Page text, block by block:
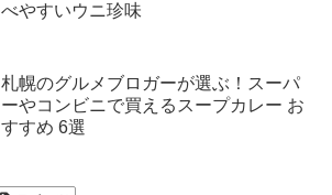
べやすいウニ珍味
札幌のグルメブロガーが選ぶ！スーパ
ーやコンビニで買えるスープカレー お
すすめ 6選